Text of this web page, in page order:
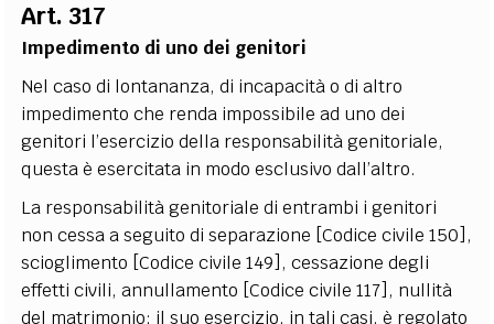
Art. 317
Impedimento di uno dei genitori
Nel caso di lontananza, di incapacità o di altro
impedimento che renda impossibile ad uno dei
genitori l’esercizio della responsabilità genitoriale,
questa è esercitata in modo esclusivo dall’altro.
La responsabilità genitoriale di entrambi i genitori
non cessa a seguito di separazione [Codice civile 150],
scioglimento [Codice civile 149], cessazione degli
effetti civili, annullamento [Codice civile 117], nullità
del matrimonio; il suo esercizio, in tali casi, è regolato